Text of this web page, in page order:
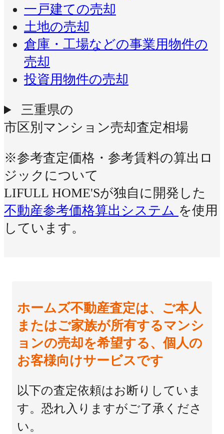
一戸建ての売却
土地の売却
倉庫・工場などの事業用物件の
売却
投資用物件の売却
三重県の
市区別マンション売却査定相場
※参考査定価格・参考賃料の算出ロ
ジックについて
LIFULL HOME'Sが独自に開発した
不動産参考価格算出システム を使用
しています。
ホームズ不動産査定は、ご本人
またはご家族が所有するマンシ
ョンの売却を希望する、個人の
お客様向けサービスです
以下の査定依頼はお断りしていま
す。恐れ入りますがご了承くださ
い。